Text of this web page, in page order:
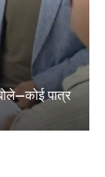
पात्र